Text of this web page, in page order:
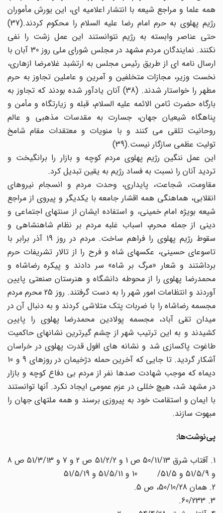
همه علما و مراجع شیعه با انتشار اعلامیه ای، این یورش مأموران
رژیم پهلوی به حرم امام رضا علیه السلام را محکوم کردند.(37)
حتی عناصر وابسته به رژیم نتوانستند این عمل زشت را نفی
نکنند. نمایندگان مردم مشهد در مجلس شورای ملی روز 30 آبان با
ارسال نامه ای از طریق رئیس مجلس به ارتشبد غلامرضا ازهاری،
نخست وزیر، مجازات متخلفین و آمرین و عاملین تجاوز به حرم
مطهر را خواستار شدند. (38) آنان یادآور شده بودند که تجاوز به
بارگاه حضرت ثامن الائمه علیه السلام، قبله و زیارتگاه و مأمن و
پناهگاه شیعیان جهان، جسارت به مقدسات مذهبی و عالم
روحانیت تلقی می کنند و با منویات و معتقدات مقام شامخ
تولیت عظمی سازگار نیست.(39)
این عمل ننگین رژیم پهلوی مردم کوچه و بازار را برانگیخت و
تردید آنان را نسبت به فساد رژیم به یقین تبدیل کرد.
مقاومت، شجاعت، پایداری، وحدت مردم و انسجام نیروهای
انقلابی، هماهنگی همه اقشار جامعه با یکدیگر و پیروی از مراجع
شیعه بویژه امام خمینی، و استفاده ایشان از سنتهای اجتماعی و
دینی از جمله محرم، اسباب غلبه مردم بر نظام شاهنشاهی و
سقوط رژیم پهلوی را فراهم ساخت. مردم در روز 19 آذر برابر با
تاسوعای حسینی، عکسهای شاه و فرح را از تالار تشریفات حرم
برداشتند و شعار «مرگ بر شاه» سر دادند و پیکره رضاشاه و
محمدرضا پهلوی را از محوطه دانشگاه و هنرستان صنعتی پایین
آوردند و انتظامات امور شهر را به دست گرفتند. روز 25 محرم مردم
مجسمه رضاشاه را با ضربات پتک متلاشی کردند و به دنبال آن در
میدان تقی آباد، مجسمه پولادین محمدرضا پهلوی را پایین
کشیدند و به این ترتیب شهر از چشم گیرترین نشانهای حاکمیت
طاغوت پاکسازی شد و نشانه های افول قدرت پهلوی در خراسان
آشکار گردید. تا جایی که آخرین حمله دژخیمان در روزهای 9 و 10
دیماه که موجب شهادت صدها نفر از مردم بی دفاع کوچه و بازار
در مشهد شد، هیچ خللی در عزم عمومی ایجاد نکرد. آنها توانستند
با ایمان و استقامت خود به پیروزی برسند و همه ملتهای جهان را
مبهوت سازند.
پی‌نوشت‌ها:
1. آفتاب شرق 50/11/13 ص 1 و 51/2/2 ص 2 و 7 و 51/3/13 ص 8